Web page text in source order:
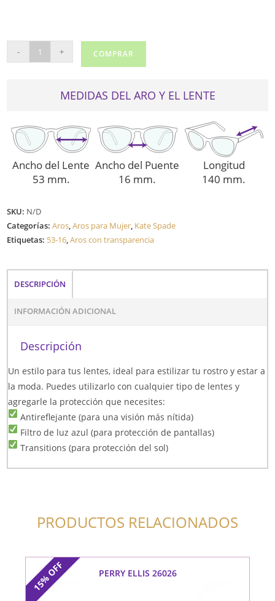
SPADE
cantidad
- + COMPRAR
MEDIDAS DEL ARO Y EL LENTE
Ancho del Lente
53 mm.
Ancho del Puente
16 mm.
Longitud
140 mm.
SKU: N/D
Categorías:Aros,Aros para Mujer, Kate Spade
Etiquetas: 53-16,Aros con transparencia
DESCRIPCIÓN
INFORMACIÓN ADICIONAL
Descripción
Un estilo para tus lentes, ideal para estilizar tu rostro y estar a
la moda. Puedes utilizarlo con cualquier tipo de lentes y
agregarle la protección que necesites:
Antireflejante (para una visión más nítida)
Filtro de luz azul (para protección de pantallas)
Transitions (para protección del sol)
PRODUCTOS RELACIONADOS
15%
OFF PERRY ELLIS 26026